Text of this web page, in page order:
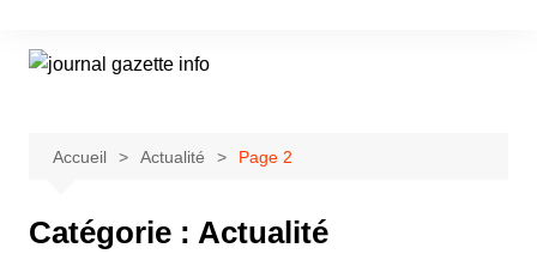
contenu
Accueil Actualité Page 2
Catégorie : Actualité